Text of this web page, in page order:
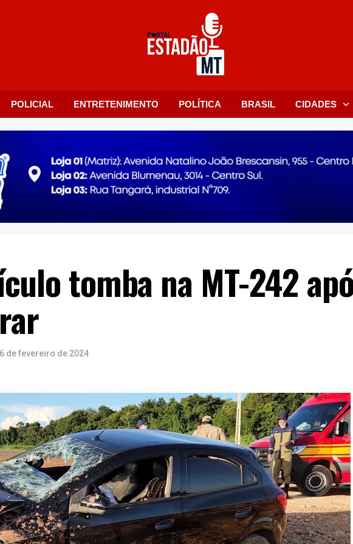
POLICIAL ENTRETENIMENTO POLÍTICA BRASIL CIDADES
tomba na MT-242
de fevereiro de 2024